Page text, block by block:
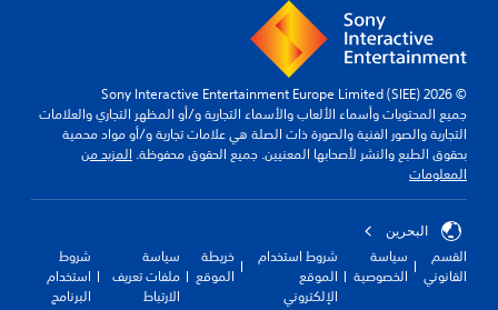
© 2026 Sony Interactive Entertainment Europe Limited (SIEE)
جميع المحتويات وأسماء الألعاب والأسماء التجارية و/أو المظهر التجاري والعلامات
التجارية والصور الفنية والصورة ذات الصلة هي علامات تجارية و/أو مواد محمية
بحقوق الطبع والنشر لأصحابها المعنيين. جميع الحقوق محفوظة. المزيد من
المعلومات
البحرين
القسم
القانوني
سياسة
الخصوصية
شروط استخدام
الموقع
الإلكتروني
خريطة
الموقع
سياسة
ملفات تعريف
الارتباط
شروط
استخدام
البرنامج